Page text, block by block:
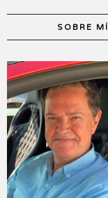
SOBRE MÍ